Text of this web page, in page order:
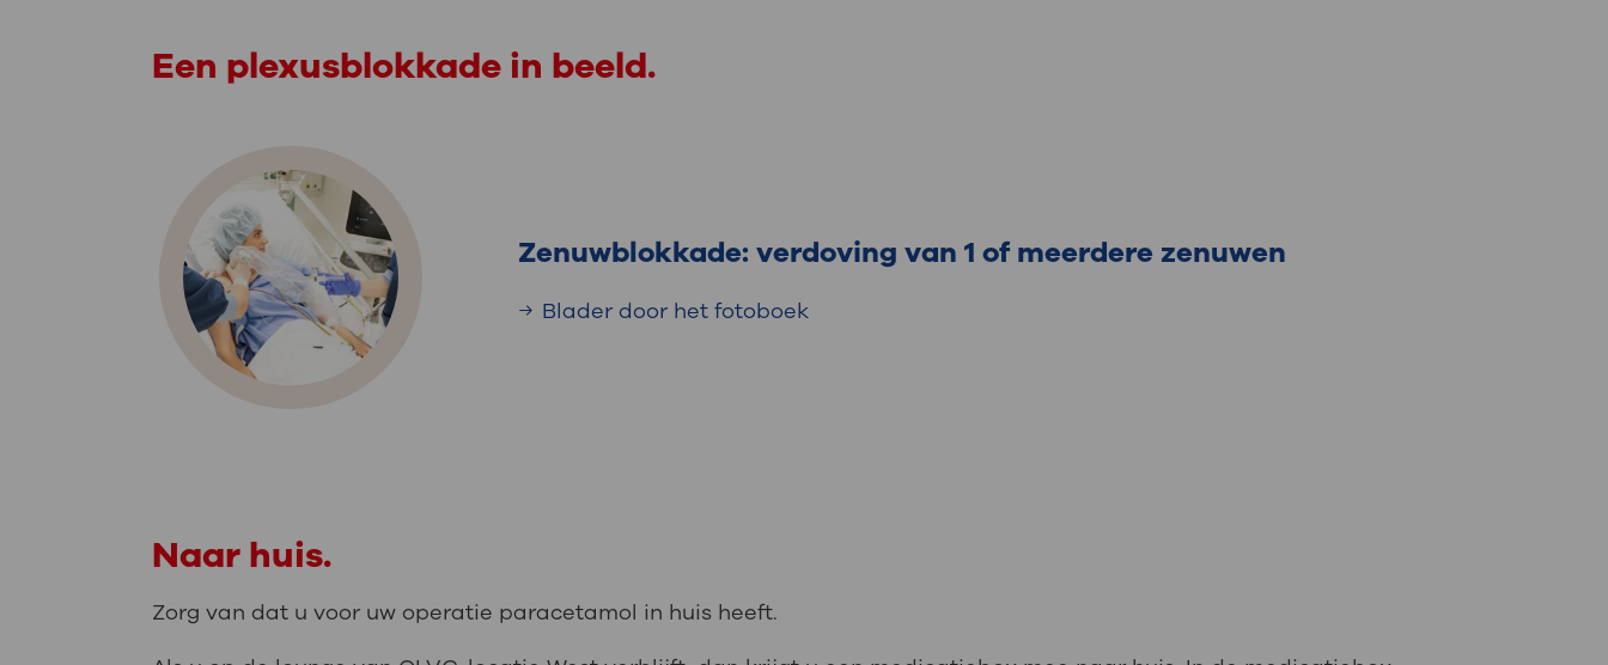
Een plexusblokkade in beeld.
Zenuwblokkade: verdoving van 1 of meerdere zenuwen
Blader door het fotoboek
Naar huis.
Zorg van dat u voor uw operatie paracetamol in huis heeft.